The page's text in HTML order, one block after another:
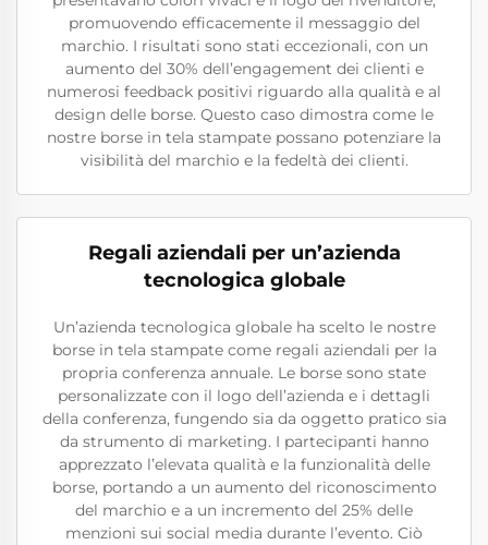
promuovendo efficacemente il messaggio del
marchio. I risultati sono stati eccezionali, con un
aumento del 30% dell’engagement dei clienti e
numerosi feedback positivi riguardo alla qualità e al
design delle borse. Questo caso dimostra come le
nostre borse in tela stampate possano potenziare la
visibilità del marchio e la fedeltà dei clienti.
Regali aziendali per un’azienda
tecnologica globale
Un’azienda tecnologica globale ha scelto le nostre
borse in tela stampate come regali aziendali per la
propria conferenza annuale. Le borse sono state
personalizzate con il logo dell’azienda e i dettagli
della conferenza, fungendo sia da oggetto pratico sia
da strumento di marketing. I partecipanti hanno
apprezzato l’elevata qualità e la funzionalità delle
borse, portando a un aumento del riconoscimento
del marchio e a un incremento del 25% delle
menzioni sui social media durante l’evento. Ciò